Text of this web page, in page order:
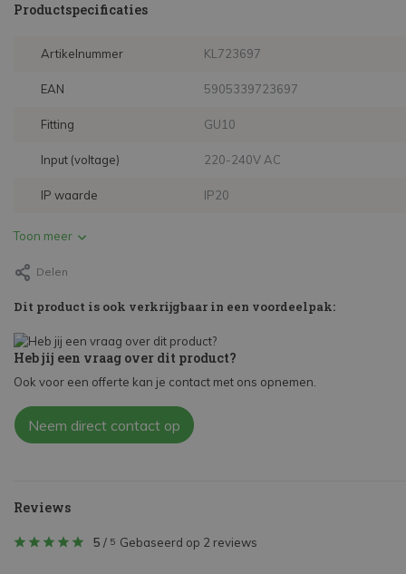
Productspecificaties
Artikelnummer KL723697
EAN 5905339723697
Fitting GU10
Input (voltage) 220-240V AC
IP waarde IP20
Toon meer
Delen
Dit product is ook verkrijgbaar in een voordeelpak:
Heb jij een vraag over dit product?
Ook voor een offerte kan je contact met ons opnemen.
Neem direct contact op
Reviews
5 / 5 Gebaseerd op 2 reviews